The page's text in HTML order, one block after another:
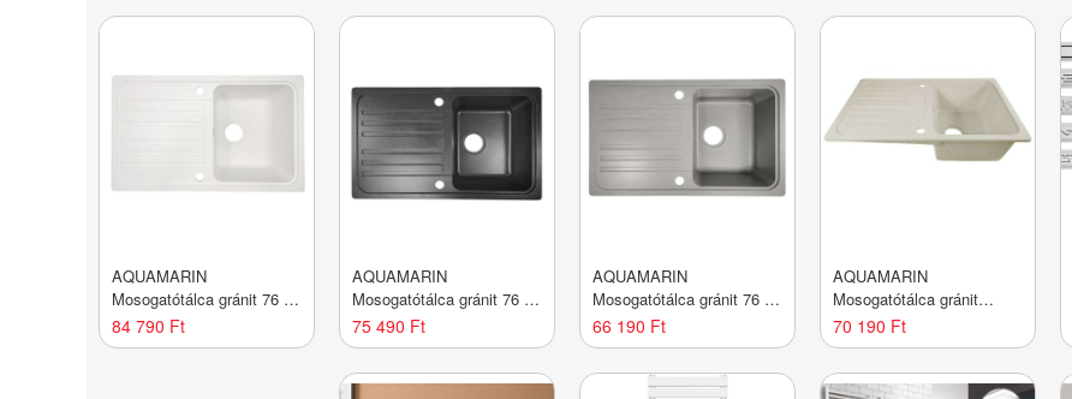
AQUAMARIN
Mosogatótálca gránit 76 x
46 cm fehér
84 790 Ft
AQUAMARIN
Mosogatótálca gránit 76 x
46 cm fekete
75 490 Ft
AQUAMARIN
Mosogatótálca gránit 76 x
46 cm szürke
66 190 Ft
AQUAMARIN
Mosogatótálca gránit
GRSPL01BG Cream
70 190 Ft